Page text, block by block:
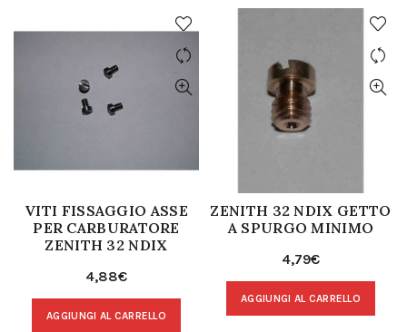
VITI FISSAGGIO ASSE
PER CARBURATORE
ZENITH 32 NDIX
4,88€
AGGIUNGI AL CARRELLO
ZENITH 32 NDIX GETTO
A SPURGO MINIMO
4,79€
AGGIUNGI AL CARRELLO